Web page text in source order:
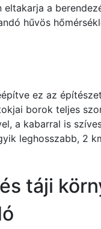
a
hűvös
ez az
borok teljes
a kabarral is
leghosszabb, 2
táji